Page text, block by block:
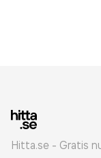
Hitta.se - Gratis